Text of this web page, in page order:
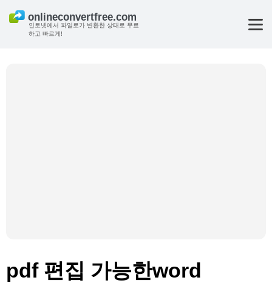
인토넷에서 파일로가 변환한 상태로 무료
하고 빠르게!
pdf 편집 가능한word